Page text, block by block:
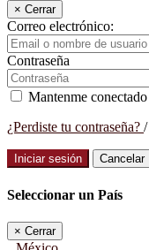
× Cerrar
Correo electrónico:
Contraseña
Mantenme conectado
¿Perdiste tu contraseña? /
Iniciar sesión Cancelar
Seleccionar un País
× Cerrar